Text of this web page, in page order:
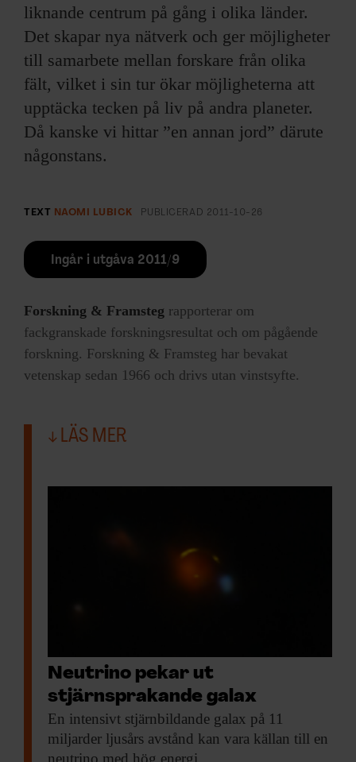
liknande centrum på gång i olika länder.
Det skapar nya nätverk och ger möjligheter
till samarbete mellan forskare från olika
fält, vilket i sin tur ökar möjligheterna att
upptäcka tecken på liv på andra planeter.
Då kanske vi hittar ”en annan jord” därute
någonstans.
TEXT NAOMI LUBICK PUBLICERAD 2011-10-26
Ingår i utgåva 2011/9
Forskning & Framsteg rapporterar om
fackgranskade forskningsresultat och om pågående
forskning. Forskning & Framsteg har bevakat
vetenskap sedan 1966 och drivs utan vinstsyfte.
LÄS MER
Neutrino pekar ut
stjärnsprakande galax
En intensivt stjärnbildande galax på 11
miljarder ljusårs avstånd kan vara källan till en
neutrino med hög energi.